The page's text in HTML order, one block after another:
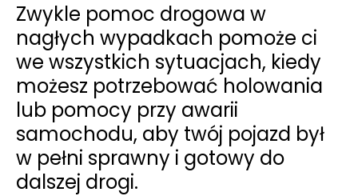
Zwykle pomoc drogowa w
nagłych wypadkach pomoże ci
we wszystkich sytuacjach, kiedy
możesz potrzebować holowania
lub pomocy przy awarii
samochodu, aby twój pojazd był
w pełni sprawny i gotowy do
dalszej drogi.